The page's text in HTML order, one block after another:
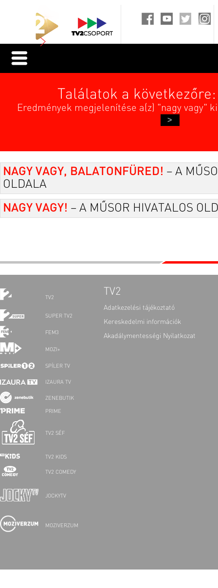
Találatok a
Eredmények megjelenítése a(z) "nagy vagy"
>
NAGY VAGY, BALATONFÜRED! – A
OLDALA
NAGY VAGY! – A MŰSOR HIVATALOS
TV2
SUPER TV2
FEM3
MOZI+
SPÍLER TV
IZAURA TV
ZENEBUTIK
PRIME
TV2 SÉF
TV2 KIDS
TV2 COMEDY
JOCKYTV
MOZIVERZUM
TV2
Adatkezelési tájékoztató
Kereskedelmi információk
Akadálymentességi Nyilatkozat